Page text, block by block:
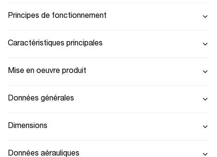
Principes de fonctionnement
Caractéristiques principales
Mise en oeuvre produit
Données générales
Dimensions
Données aérauliques